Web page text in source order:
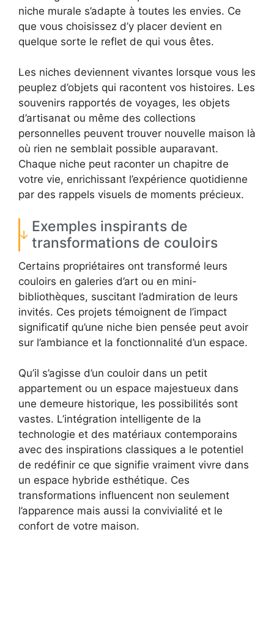
niche murale s’adapte à toutes les envies. Ce
que vous choisissez d’y placer devient en
quelque sorte le reflet de qui vous êtes.
Les niches deviennent vivantes lorsque vous les
peuplez d’objets qui racontent vos histoires. Les
souvenirs rapportés de voyages, les objets
d’artisanat ou même des collections
personnelles peuvent trouver nouvelle maison là
où rien ne semblait possible auparavant.
Chaque niche peut raconter un chapitre de
votre vie, enrichissant l’expérience quotidienne
par des rappels visuels de moments précieux.
Exemples inspirants de
transformations de couloirs
Certains propriétaires ont transformé leurs
couloirs en galeries d’art ou en mini-
bibliothèques, suscitant l’admiration de leurs
invités. Ces projets témoignent de l’impact
significatif qu’une niche bien pensée peut avoir
sur l’ambiance et la fonctionnalité d’un espace.
Qu’il s’agisse d’un couloir dans un petit
appartement ou un espace majestueux dans
une demeure historique, les possibilités sont
vastes. L’intégration intelligente de la
technologie et des matériaux contemporains
avec des inspirations classiques a le potentiel
de redéfinir ce que signifie vraiment vivre dans
un espace hybride esthétique. Ces
transformations influencent non seulement
l’apparence mais aussi la convivialité et le
confort de votre maison.